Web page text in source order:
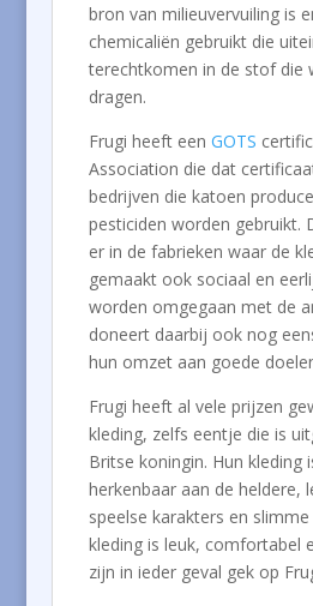
bron van milieuvervuiling is
chemicaliën gebruikt die
terechtkomen in de stof die
dragen.
Frugi heeft een GOTS
Association die dat
bedrijven die katoen
pesticiden worden gebruikt.
er in de fabrieken waar de
gemaakt ook sociaal en
worden omgegaan met de
doneert daarbij ook nog
hun omzet aan goede
Frugi heeft al vele prijzen
kleding, zelfs eentje die is
Britse koningin. Hun kleding
herkenbaar aan de heldere,
speelse karakters en
kleding is leuk, comfortabel
zijn in ieder geval gek op